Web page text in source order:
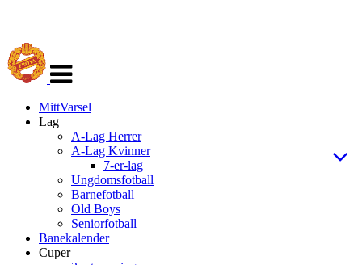
navigasjon
MittVarsel
Lag
A-Lag Herrer
A-Lag Kvinner
7-er-lag
Ungdomsfotball
Barnefotball
Old Boys
Seniorfotball
Banekalender
Cuper